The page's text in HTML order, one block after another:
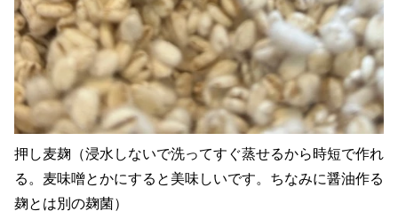
押し麦麹（浸水しないで洗ってすぐ蒸せるから時短で作れ
る。麦味噌とかにすると美味しいです。ちなみに醤油作る
麹とは別の麹菌）